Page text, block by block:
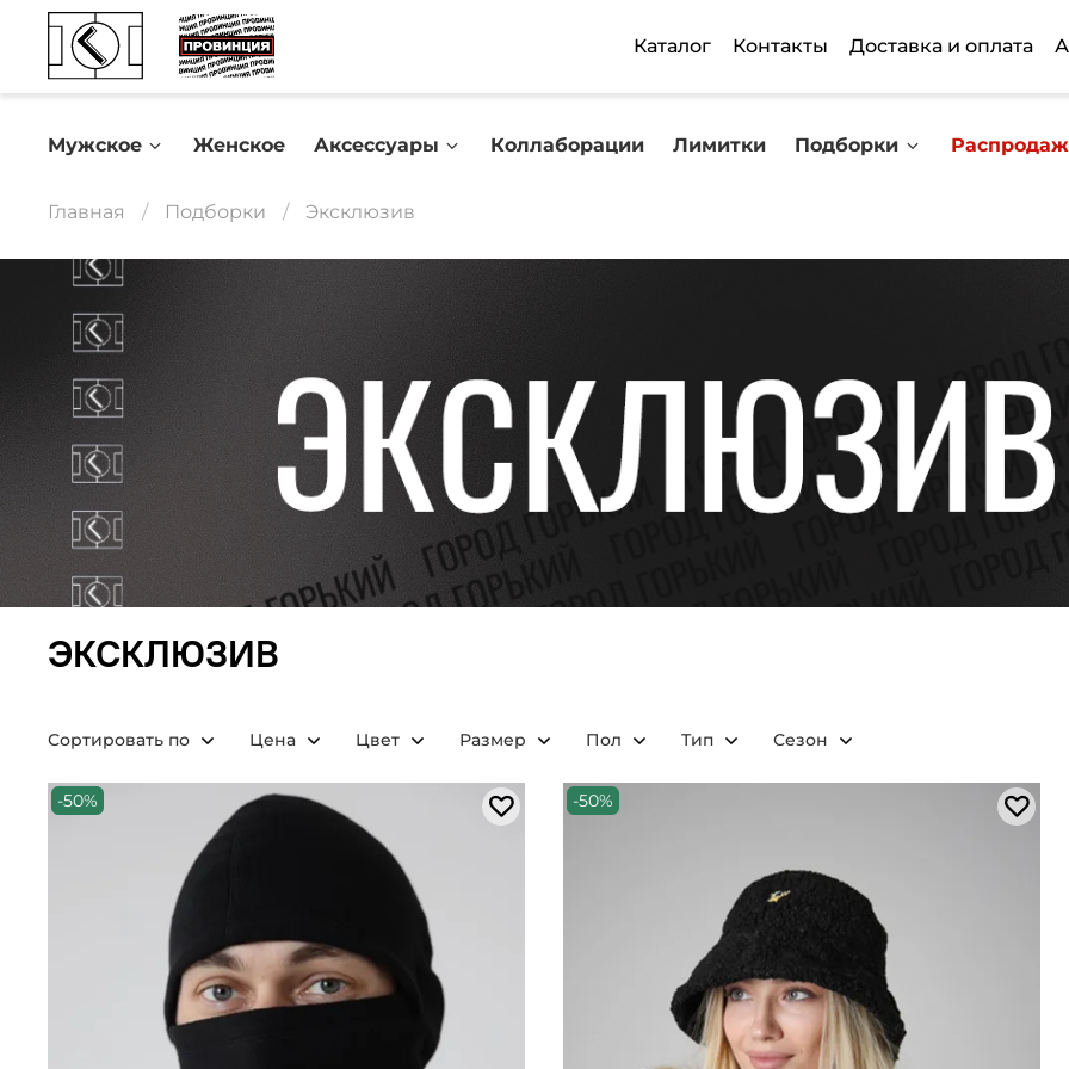
Каталог Контакты Доставка и оплата
Мужское Женское Аксессуары Коллаборации Лимитки Подборки
Главная Подборки Эксклюзив
ЭКСКЛЮЗИВ
Сортировать по Цена Цвет Размер Пол Тип Сезон
-50% -50%